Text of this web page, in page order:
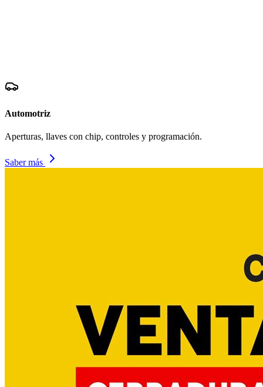
Automotriz
Aperturas, llaves con chip, controles y programación.
Saber más